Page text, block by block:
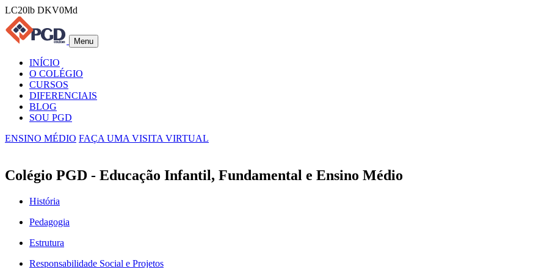
LC20lb DKV0Md
Menu
INÍCIO
O COLÉGIO
CURSOS
DIFERENCIAIS
BLOG
SOU PGD
ENSINO MÉDIO FAÇA UMA VISITA VIRTUAL
Colégio PGD - Educação Infantil, Fundamental e Ensino Médio
História
Pedagogia
Estrutura
Responsabilidade Social e Projetos